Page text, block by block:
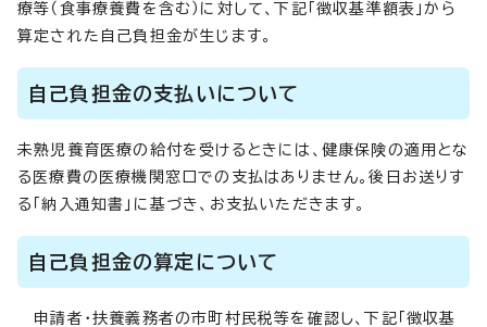
療等（食事療養費を含む）に対して、下記「徴収基準額表」から
算定された自己負担金が生じます。
自己負担金の支払いについて
未熟児養育医療の給付を受けるときには、健康保険の適用とな
る医療費の医療機関窓口での支払はありません。後日お送りす
る「納入通知書」に基づき、お支払いただきます。
自己負担金の算定について
申請者・扶養義務者の市町村民税等を確認し、下記「徴収基